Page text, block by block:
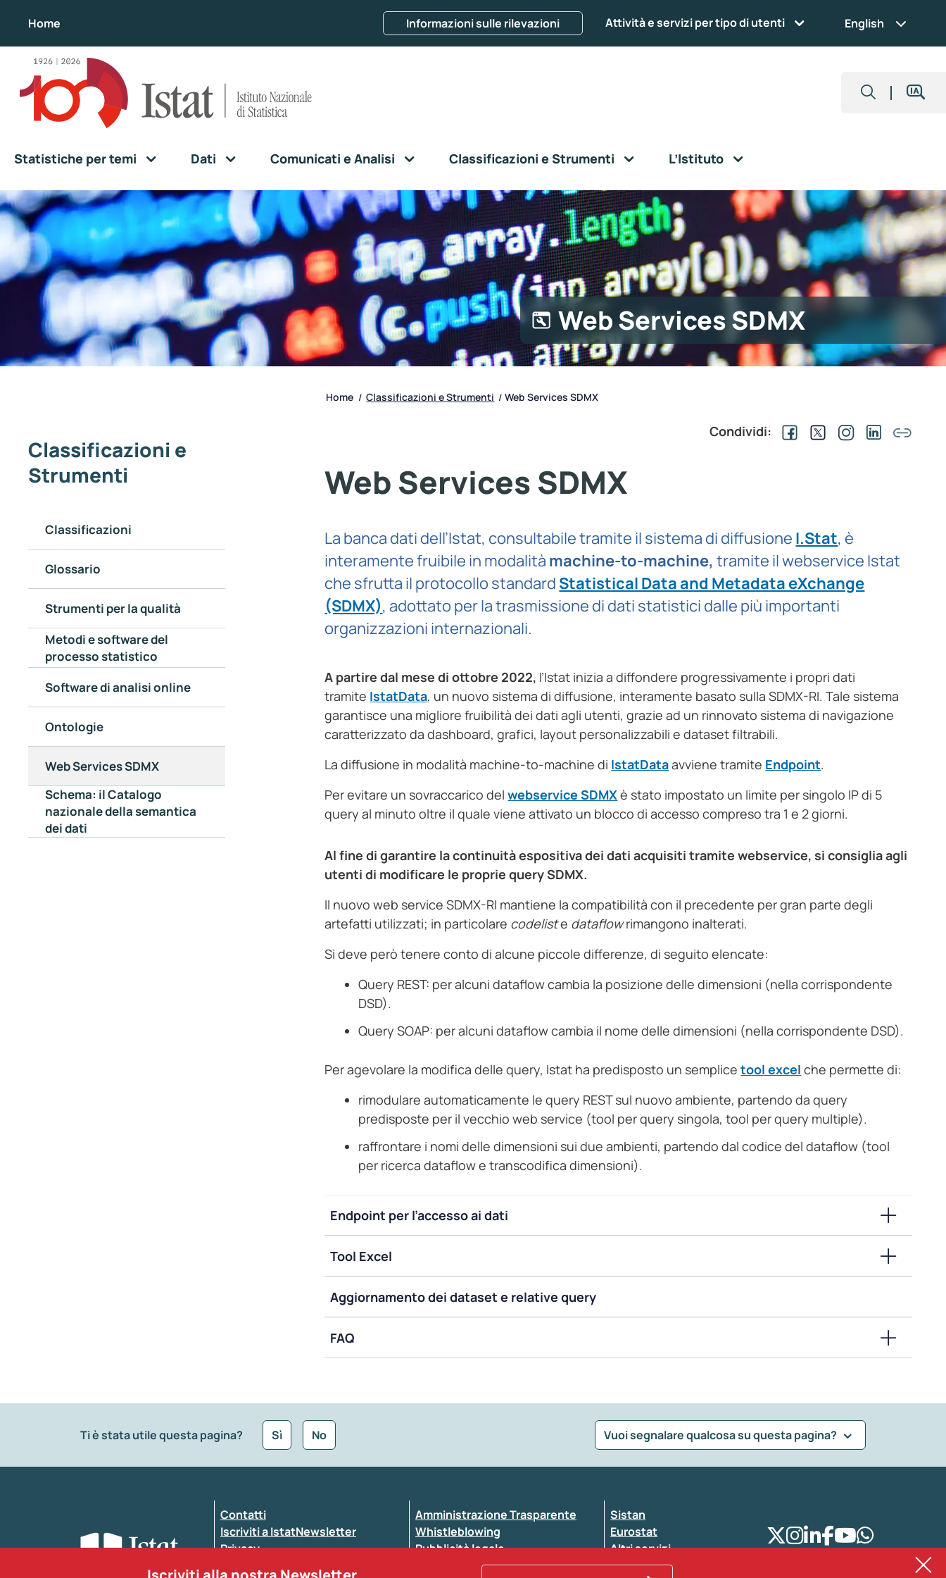
Home Informazioni sulle rilevazioni Attività e servizi per tipo di utenti English
Statistiche per temi Dati Comunicati e Analisi Classificazioni e Strumenti L’Istituto
Web Services SDMX
Classificazioni e
Strumenti
Classificazioni
Glossario
Strumenti per la qualità
Metodi e software del
processo statistico
Software di analisi online
Ontologie
Web Services SDMX
Schema: il Catalogo
nazionale della semantica
dei dati
Home / Classificazioni e Strumenti / Web Services SDMX
Condividi:
Web Services SDMX
La banca dati dell’Istat, consultabile tramite il sistema di diffusione I.Stat, è
interamente fruibile in modalità machine-to-machine, tramite il webservice Istat
che sfrutta il protocollo standard Statistical Data and Metadata eXchange
(SDMX), adottato per la trasmissione di dati statistici dalle più importanti
organizzazioni internazionali.
A partire dal mese di ottobre 2022, l’Istat inizia a diffondere progressivamente i propri dati
tramite IstatData, un nuovo sistema di diffusione, interamente basato sulla SDMX-RI. Tale sistema
garantisce una migliore fruibilità dei dati agli utenti, grazie ad un rinnovato sistema di navigazione
caratterizzato da dashboard, grafici, layout personalizzabili e dataset filtrabili.
La diffusione in modalità machine-to-machine di IstatDataavviene tramite Endpoint.
Per evitare un sovraccarico delwebservice SDMXè stato impostato un limite per singolo IP di 5
query al minuto oltre il quale viene attivato un blocco di accesso compreso tra 1 e 2 giorni.
Al fine di garantire la continuità espositiva dei dati acquisiti tramite webservice, si consiglia agli
utenti di modificare le proprie query SDMX.
Il nuovo web service SDMX-RI mantiene la compatibilità con il precedente per gran parte degli
artefatti utilizzati; in particolare codeliste dataflowrimangono inalterati.
Si deve però tenere conto di alcune piccole differenze, di seguito elencate:
Query REST: per alcuni dataflow cambia la posizione delle dimensioni (nella corrispondente
DSD).
Query SOAP: per alcuni dataflow cambia il nome delle dimensioni (nella corrispondente DSD).
Per agevolare la modifica delle query, Istat ha predisposto un semplicetool excel che permette di:
rimodulare automaticamente le query REST sul nuovo ambiente, partendo da query
predisposte per il vecchio web service (tool per query singola, tool per query multiple).
raffrontare i nomi delle dimensioni sui due ambienti, partendo dal codice del dataflow (tool
per ricerca dataflow e transcodifica dimensioni).
Endpoint per l’accesso ai dati
Tool Excel
Aggiornamento dei dataset e relative query
FAQ
Ti è stata utile questa pagina? Sì No Vuoi segnalare qualcosa su questa pagina?
Seleziona la tipologia della segnalazione
Inserisci il tuo commento
Contatti
Iscriviti a IstatNewsletter
Privacy
Amministrazione Trasparente
Whistleblowing
Pubblicità legale
Atti di notifica
Sistan
Eurostat
Altri servizi